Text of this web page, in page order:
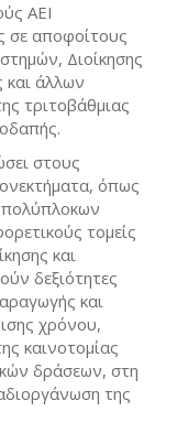
ΑΕΙ
σε αποφοίτους
Διοίκησης
και άλλων
τριτοβάθμιας
στους
όπως
πολύπλοκων
τομείς
και
δεξιότητες
και
χρόνου,
καινοτομίας
δράσεων, στη
της